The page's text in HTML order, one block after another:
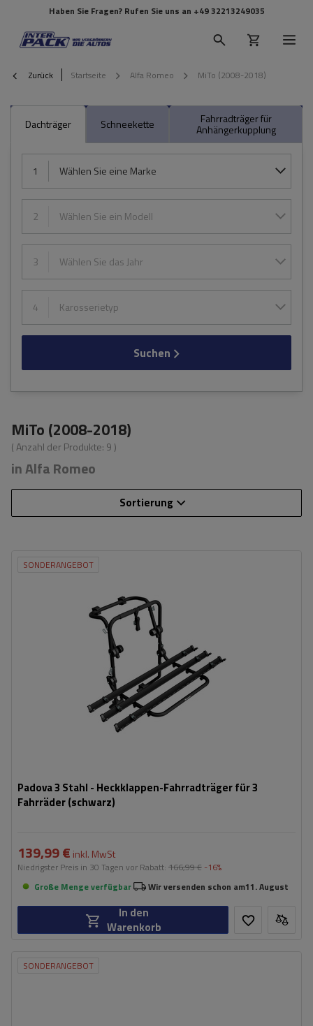
Haben Sie Fragen? Rufen Sie uns an +49 32213249035
Zurück Startseite Alfa Romeo MiTo (2008-2018)
Dachträger Schneekette Fahrradträger für
Anhängerkupplung
1 Wählen Sie eine Marke
2 Wählen Sie ein Modell
3 Wählen Sie das Jahr
4 Karosserietyp
Suchen
MiTo (2008-2018)
( Anzahl der Produkte: 9 )
in Alfa Romeo
Sortierung
SONDERANGEBOT
Padova 3 Stahl - Heckklappen-Fahrradträger für 3
Fahrräder (schwarz)
universelles Montagesystem
kompatibel mit allen Karosseriearten
139,99 € inkl. MwSt
Niedrigster Preis in 30 Tagen vor Rabatt: 166,99 € -16%
Große Menge verfügbar
Wir versenden schon am11. August
In den
Warenkorb
SONDERANGEBOT